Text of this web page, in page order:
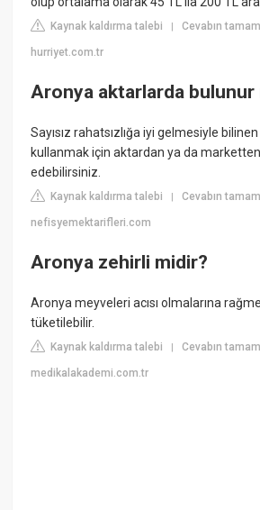
Kaynak kaldırma talebi |Cevabın
hurriyet.com.tr
Aronya aktarlarda bulunur
Sayısız rahatsızlığa iyi gelmesiyle bilinen
kullanmak için aktardan ya da
edebilirsiniz.
Kaynak kaldırma talebi |Cevabın
nefisyemektarifleri.com
Aronya zehirli midir?
Aronya meyveleri acısı olmalarına
tüketilebilir.
Kaynak kaldırma talebi |Cevabın
medikalakademi.com.tr